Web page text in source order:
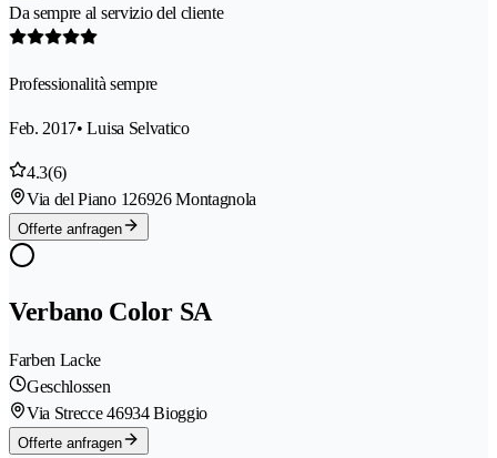
Da sempre al servizio del cliente
Professionalità sempre
Feb. 2017• Luisa Selvatico
4.3(6)
Via del Piano 126926 Montagnola
Offerte anfragen
Verbano Color SA
Farben Lacke
Geschlossen
Via Strecce 46934 Bioggio
Offerte anfragen